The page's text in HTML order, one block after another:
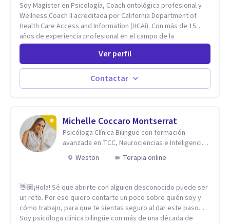
Soy Magíster en Psicología, Coach ontológica profesional y
Wellness Coach II acreditada por California Department of
Health Care Access and Information (HCAi). Con más de 15
años de experiencia profesional en el campo de la
Neurociencia del Bienestar y Liderazgo estratégico; bilingüe
(español e inglés), con un enfoque holístico, integrativo
(cuerpo, mente y espíritu) y multicultural.
Ver perfil
Contactar
Michelle Coccaro Montserrat
Psicóloga Clínica Bilingüe con formación
avanzada en TCC, Neurociencias e Inteligencia
Emocional.
Weston Terapia online
👋🏽¡Hola! Sé que abrirte con alguien desconocido puede ser
un reto. Por eso quiero contarte un poco sobre quién soy y
cómo trabajo, para que te sientas seguro al dar este paso.
Soy psicóloga clínica bilingüe con más de una década de